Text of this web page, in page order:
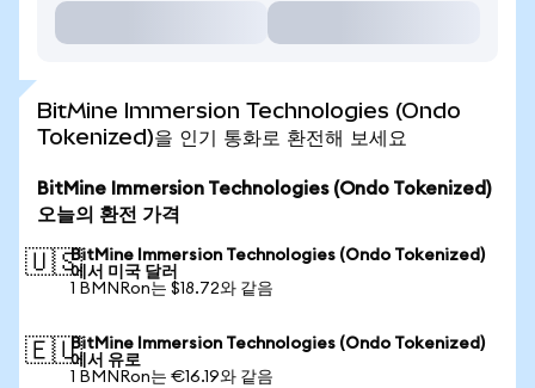
BitMine Immersion Technologies (Ondo
Tokenized)을 인기 통화로 환전해 보세요
BitMine Immersion Technologies (Ondo Tokenized)
오늘의 환전 가격
🇺🇸BitMine Immersion Technologies (Ondo Tokenized)
에서 미국 달러
1 BMNRon는 $18.72와 같음
🇪🇺BitMine Immersion Technologies (Ondo Tokenized)
에서 유로
1 BMNRon는 €16.19와 같음